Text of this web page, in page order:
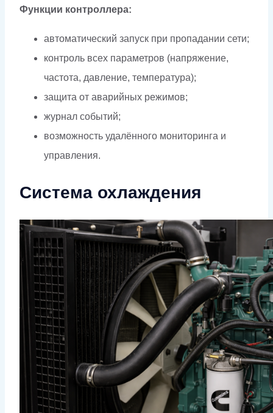
Функции контроллера:
автоматический запуск при пропадании сети;
контроль всех параметров (напряжение,
частота, давление, температура);
защита от аварийных режимов;
журнал событий;
возможность удалённого мониторинга и
управления.
Система охлаждения